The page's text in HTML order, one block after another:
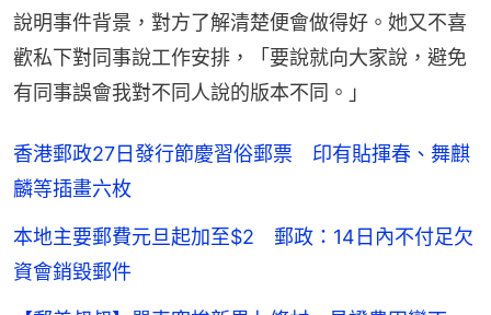
說明事件背景，對方了解清楚便會做得好。她又不喜
歡私下對同事說工作安排，「要說就向大家說，避免
有同事誤會我對不同人說的版本不同。」
香港郵政27日發行節慶習俗郵票 印有貼揮春、舞麒
麟等插畫六枚
本地主要郵費元旦起加至$2 郵政：14日內不付足欠
資會銷毀郵件